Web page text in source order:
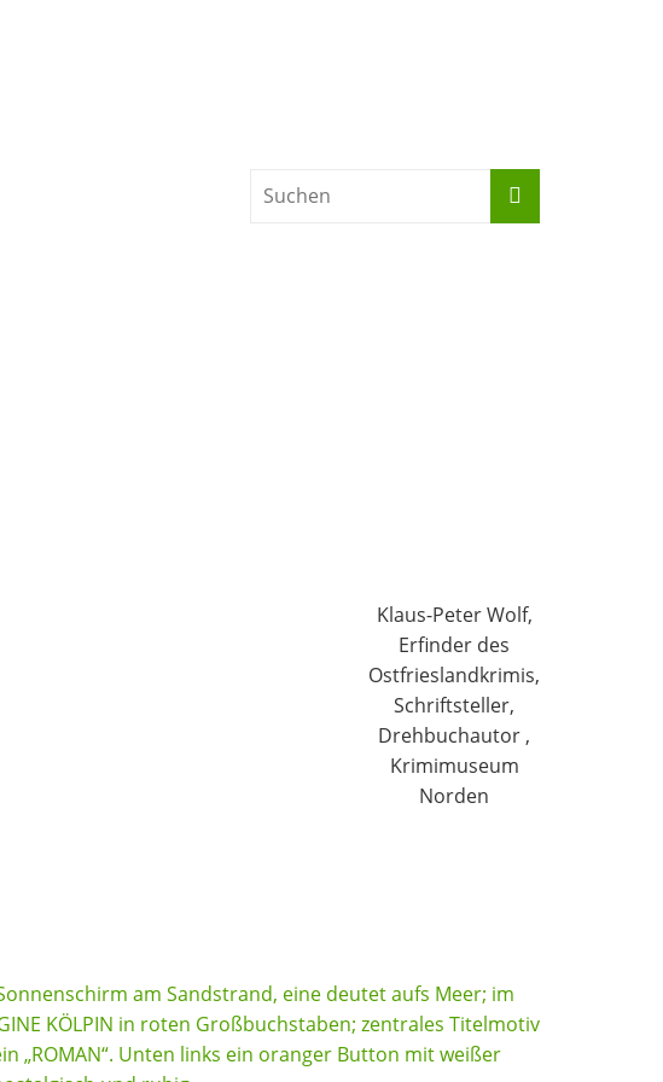
Klaus-Peter Wolf,
Erfinder des
Ostfrieslandkrimis,
Schriftsteller,
Drehbuchautor ,
Krimimuseum
Norden